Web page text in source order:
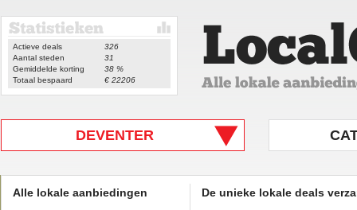
Actieve deals
326
Aantal steden
31
Gemiddelde korting
38 %
Totaal bespaard
€ 22206
DEVENTER
Alle lokale aanbiedingen De unieke lokale deals